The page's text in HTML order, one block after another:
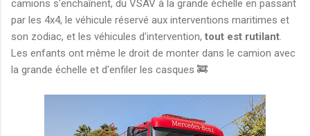
camions s'enchaînent, du VSAV à la grande échelle en passant
par les 4x4, le véhicule réservé aux interventions maritimes et
son zodiac, et les véhicules d'intervention, tout est rutilant
Les enfants ont même le droit de monter dans le camion avec
la grande échelle et d'enfiler les casques 🚒